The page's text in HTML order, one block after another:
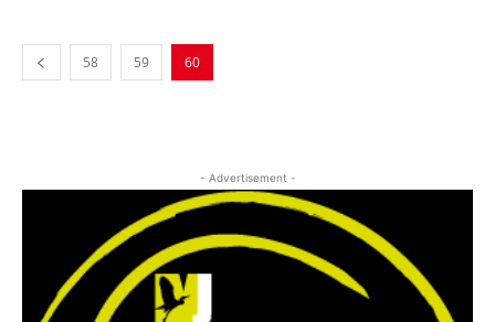
edicola
58 59 60
- Advertisement -